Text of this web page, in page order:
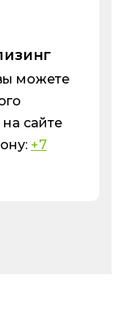
можете
сайте
+7